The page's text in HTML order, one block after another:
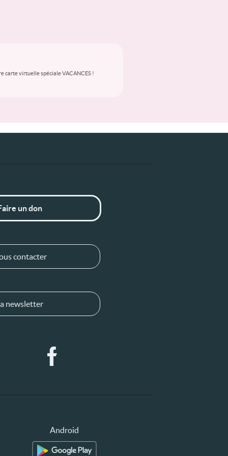
carte virtuelle spéciale VACANCES !
un don
contacter
newsletter
Android